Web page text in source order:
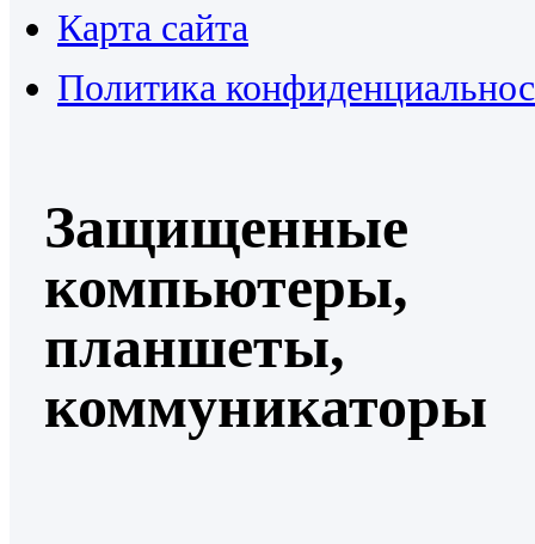
Карта сайта
Политика
Защищенные
компьютеры,
планшеты,
коммуникаторы